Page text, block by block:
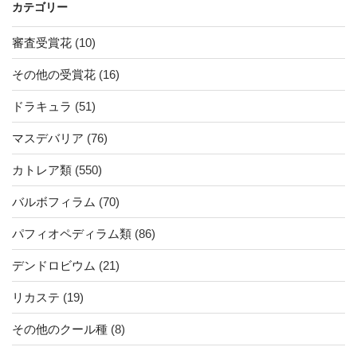
カテゴリー
審査受賞花 (10)
その他の受賞花 (16)
ドラキュラ (51)
マスデバリア (76)
カトレア類 (550)
バルボフィラム (70)
パフィオペディラム類 (86)
デンドロビウム (21)
リカステ (19)
その他のクール種 (8)